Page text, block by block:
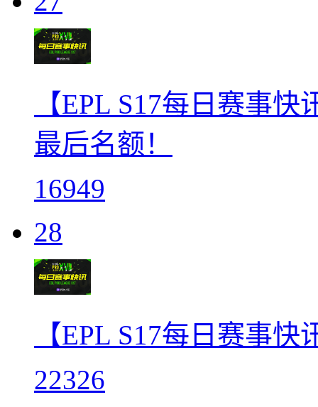
【EPL S17每日赛事
最后名额！
16949
28
【EPL S17每日赛事
22326